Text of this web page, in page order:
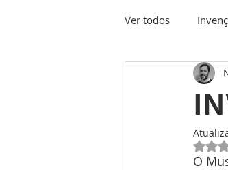
Ver todos
Conhecimento
O